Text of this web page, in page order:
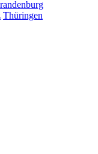
Thüringen